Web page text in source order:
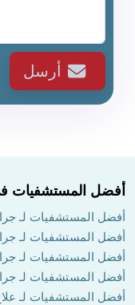
أرسل
أفضل المستشفيات
أفضل المستشفيات لـ
أفضل المستشفيات لـ
أفضل المستشفيات لـ
أفضل المستشفيات لـ
أفضل المستشفيات لـ